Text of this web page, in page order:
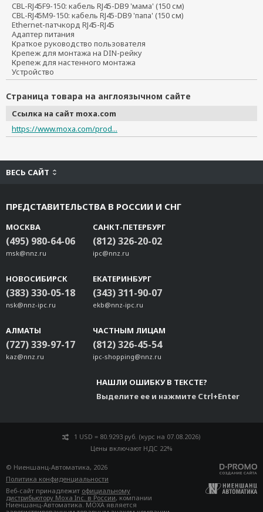
CBL-RJ45F9-150: кабель RJ45-DB9 'мама' (150 см)
CBL-RJ45M9-150: кабель RJ45-DB9 'папа' (150 см)
Ethernet-патчкорд RJ45-RJ45
Адаптер питания
Краткое руководство пользователя
Крепеж для монтажа на DIN-рейку
Крепеж для настенного монтажа
Устройство
Страница товара на англоязычном сайте
Ссылка на сайт moxa.com
https://www.moxa.com/prod...
ВЕСЬ САЙТ
ПРЕДСТАВИТЕЛЬСТВА В РОССИИ И СНГ
МОСКВА
(495) 980-64-06
msk@nnz.ru
САНКТ-ПЕТЕРБУРГ
(812) 326-20-02
ipc@nnz.ru
НОВОСИБИРСК
(383) 330-05-18
nsk@nnz-ipc.ru
ЕКАТЕРИНБУРГ
(343) 311-90-07
ekb@nnz-ipc.ru
АЛМАТЫ
(727) 339-97-17
kaz@nnz.ru
ЧАСТНЫМ ЛИЦАМ
(812) 326-45-54
ipc-shopping@nnz.ru
НАШЛИ ОШИБКУ В ТЕКСТЕ?
Выделите ее и нажмите Ctrl+Enter
1 USD = 80.9293 руб. (курс на 07.08.2026)
Цены включают НДС 22%
© Ниеншанц-Автоматика, 2026
Политика конфиденциальности
Веб-сайт принадлежит официальному
дистрибьютору Moxa Inc. в России, компании
Ниеншанц-Автоматика. MOXA является